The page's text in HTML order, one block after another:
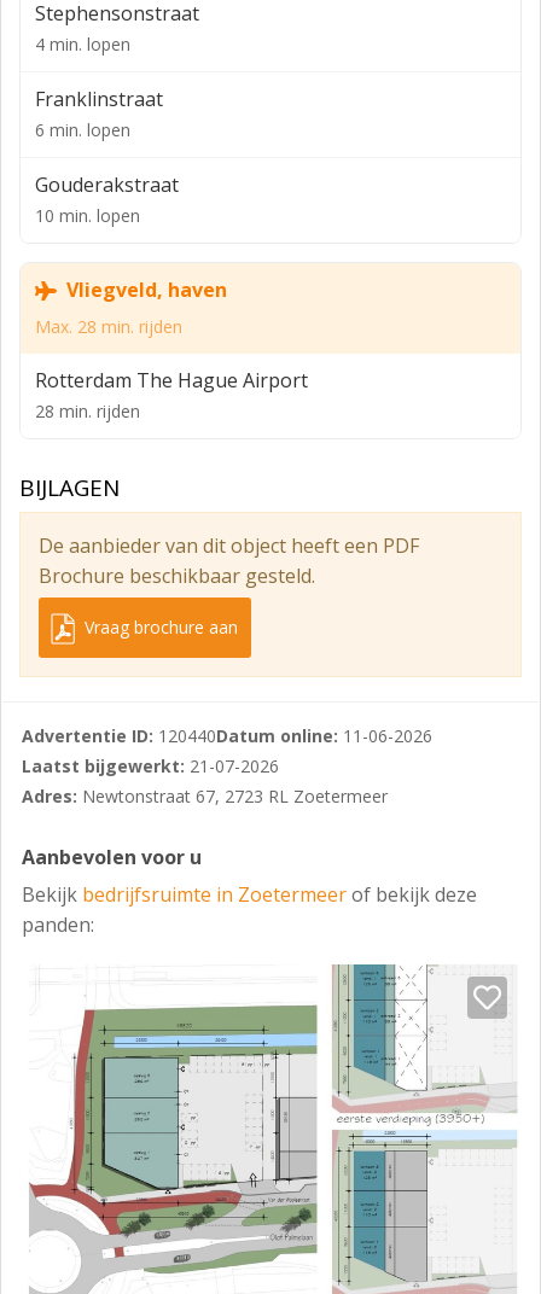
> Kadastrale aanduiding: Zegwaard E 2645 + 1/37e
aandeel in mandelig perceel Zegwaard E 2638;
> Koper dient zich te confirmeren aan het huishoudelijk
> VVE-bijdrage 2025: € 1.255,98;
BTW);
> Koopsom: € 400.000,-- kosten koper;
Bestemmingsplan
- Bestemmingsplan : Noordelijke Bedrijventerreinen
- Planstatus : onherroepelijk (vastgesteld 20-09-2013)
- Overheid : gemeente Zoetermeer
- Enkelbestemming : bedrijventerrein
- Categorie : bedrijf tot en met categorie 3.1
- Maximum bebouwingspercentage terrein 100%
Bedrijfsruimte
- betonvloer 1500 kg/m²
- separate loopdeur
- elektrische overheaddeur (3000 mm x 3400 mm)
- krachtstroom
- tl-verlichting
- vrije hoogte ca. 3,5 m¹
- buitenverlichting
- houten trap
Stephensonstraat
4 min. lopen
Franklinstraat
6 min. lopen
Gouderakstraat
10 min. lopen
Vliegveld, haven
Max. 28 min. rijden
Rotterdam The Hague Airport
28 min. rijden
BIJLAGEN
De aanbieder van dit object heeft een PDF
Brochure beschikbaar gesteld.
Vraag brochure aan
Advertentie ID: 120440Datum online: 11-06-2026
Laatst bijgewerkt: 21-07-2026
Adres: Newtonstraat 67, 2723 RL Zoetermeer
Aanbevolen voor u
Bekijk bedrijfsruimte in Zoetermeerof bekijk deze
panden: